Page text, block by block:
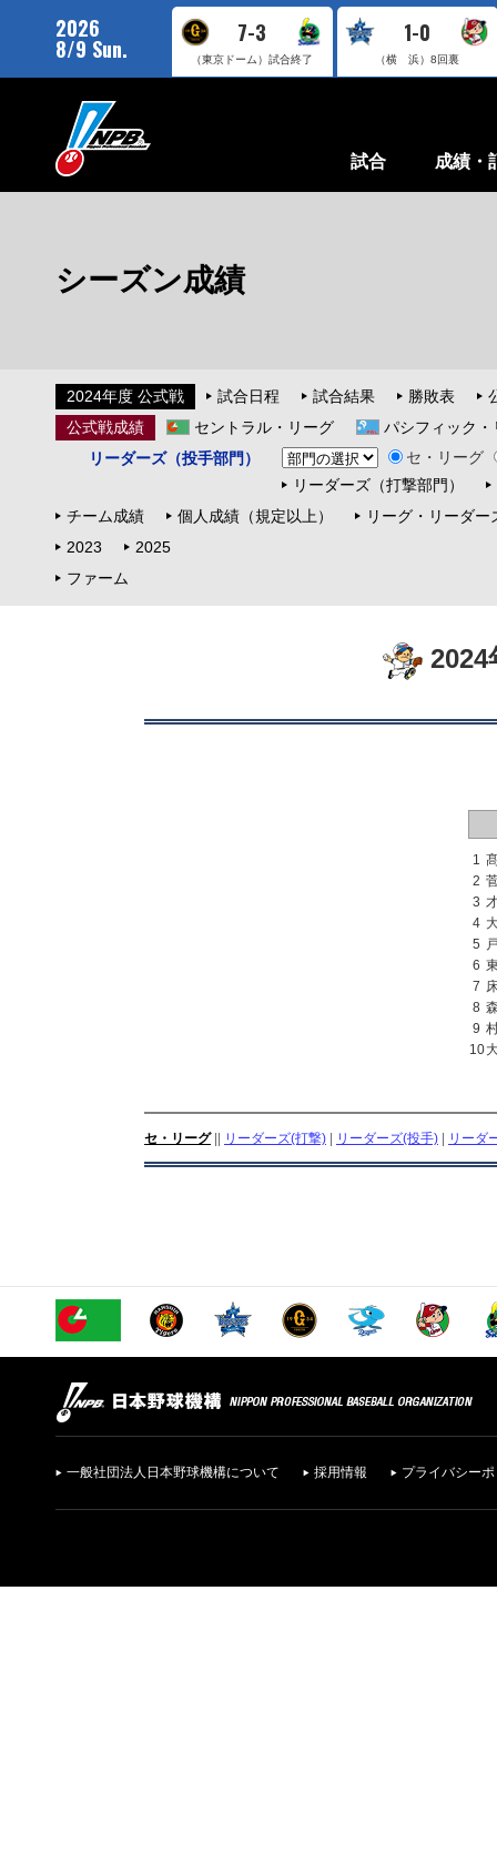
2026
8/9 Sun.
7-3
（東京ドーム）試合終了
1-0
（横 浜）8回裏
試合 成績・
シーズン成績
2024年度 公式戦 試合日程 試合結果 勝敗表
公式戦成績
セントラル・リーグ
パシフィック・
リーダーズ（投手部門）
セ・リーグ
リーダーズ（打撃部門）
チーム成績
個人成績（規定以上）
リーグ・リーダー
2023
2025
ファーム
1
2
3
4
5
6
7
8
9
10
セ・リーグ|| リーダーズ(打撃) リーダーズ(投手) リーダ
一般社団法人日本野球機構について 採用情報 プライバシー